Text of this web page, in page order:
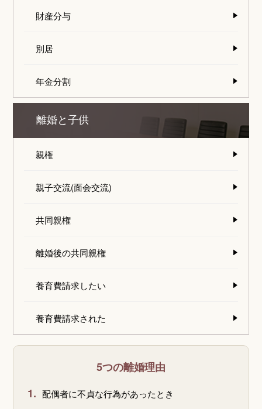
財産分与
別居
年金分割
離婚と子供
親権
親子交流(面会交流)
共同親権
離婚後の共同親権
養育費請求したい
養育費請求された
5つの離婚理由
1. 配偶者に不貞な行為があったとき